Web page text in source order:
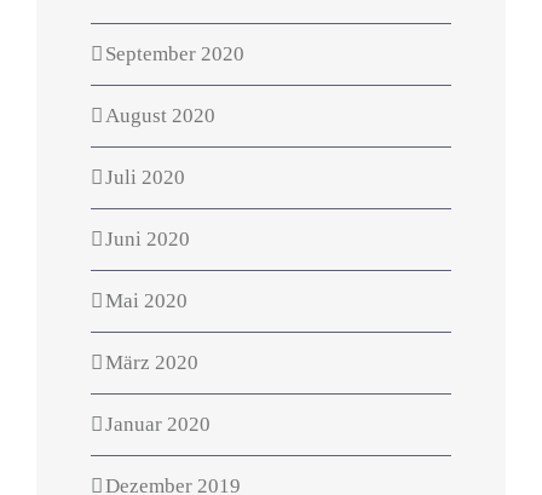
September 2020
August 2020
Juli 2020
Juni 2020
Mai 2020
März 2020
Januar 2020
Dezember 2019